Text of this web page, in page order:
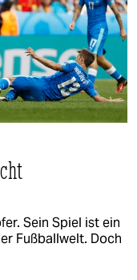
Sein Spiel ist ein
Fußballwelt. Doch